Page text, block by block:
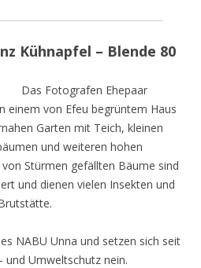
Kühnapfel – Blende 80
Das Fotografen Ehepaar
einem von Efeu begrüntem Haus
Garten mit Teich, kleinen
und weiteren hohen
Stürmen gefällten Bäume sind
und dienen vielen Insekten und
NABU Unna und setzen sich seit
und Umweltschutz nein.